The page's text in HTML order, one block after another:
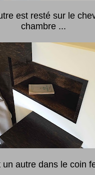
est resté sur le
chambre ...
un autre dans le coin